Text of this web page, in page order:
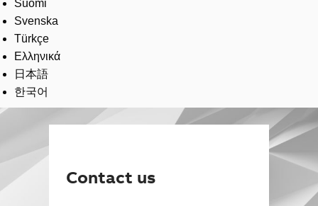
Suomi
Svenska
Türkçe
Ελληνικά
日本語
한국어
Contact us